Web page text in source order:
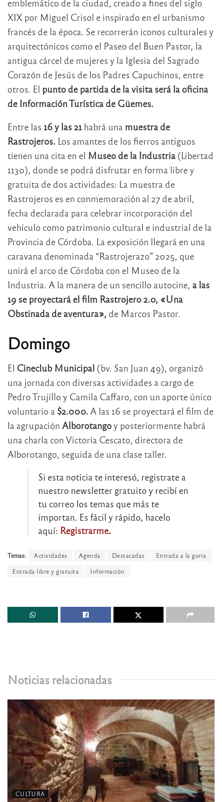
emblemático de la ciudad, creado a fines del siglo
XIX por Miguel Crisol e inspirado en el urbanismo
francés de la época. Se recorrerán iconos culturales y
arquitectónicos como el Paseo del Buen Pastor, la
antigua cárcel de mujeres y la Iglesia del Sagrado
Corazón de Jesús de los Padres Capuchinos, entre
otros. El punto de partida de la visita será la oficina
de Información Turística de Güemes.
Entre las 16 y las 21 habrá una muestra de
Rastrojeros. Los amantes de los fierros antiguos
tienen una cita en el Museo de la Industria (Libertad
1130), donde se podrá disfrutar en forma libre y
gratuita de dos actividades: La muestra de
Rastrojeros es en conmemoración al 27 de abril,
fecha declarada para celebrar incorporación del
vehículo como patrimonio cultural e industrial de la
Provincia de Córdoba. La exposición llegará en una
caravana denominada “Rastrojerazo” 2025, que
unirá el arco de Córdoba con el Museo de la
Industria. A la manera de un sencillo autocine, a las
19 se proyectará el film Rastrojero 2.0, «Una
Obstinada de aventura», de Marcos Pastor.
Domingo
El Cineclub Municipal (bv. San Juan 49), organizó
una jornada con diversas actividades a cargo de
Pedro Trujillo y Camila Caffaro, con un aporte único
voluntario a $2.000. A las 16 se proyectará el film de
la agrupación Alborotangoy posteriormente habrá
una charla con Victoria Cescato, directora de
Alborotango, seguida de una clase taller.
Si esta noticia te interesó, registrate a
nuestro newsletter gratuito y recibí en
tu correo los temas que más te
importan. Es fácil y rápido, hacelo
aquí: Registrarme.
Temas: Actividades Agenda Destacadas
Entrada a la gorra
Entrada libre y gratuita
Información
Noticias relacionadas
CULTURA